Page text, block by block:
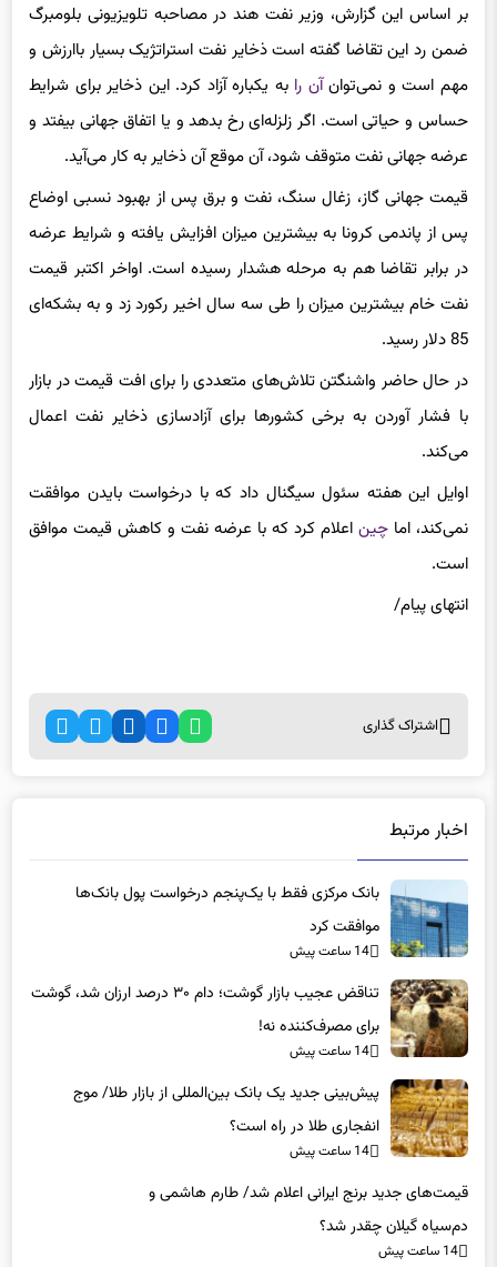
بر اساس این گزارش، وزیر نفت هند در مصاحبه تلویزیونی بلومبرگ
ضمن رد این تقاضا گفته است ذخایر نفت استراتژیک بسیار باارزش و
مهم است و نمی‌توانآن را به یکباره آزاد کرد. این ذخایر برای شرایط
حساس و حیاتی است. اگر زلزله‌ای رخ بدهد و یا اتفاق جهانی بیفتد و
عرضه جهانی نفت متوقف شود، آن موقع آن ذخایر به کار می‌آید.
قیمت جهانی گاز، زغال سنگ، نفت و برق پس از بهبود نسبی اوضاع
پس از پاندمی کرونا به بیشترین میزان افزایش یافته و شرایط عرضه
در برابر تقاضا هم به مرحله هشدار رسیده است. اواخر اکتبر قیمت
نفت خام بیشترین میزان را طی سه سال اخیر رکورد زد و به بشکه‌ای
85 دلار رسید.
در حال حاضر واشنگتن تلاش‌های متعددی را برای افت قیمت در بازار
با فشار آوردن به برخی کشورها برای آزادسازی ذخایر نفت اعمال
می‌کند.
اوایل این هفته سئول سیگنال داد که با درخواستبایدن موافقت
نمی‌کند، اماچین اعلام کرد که با عرضه نفت و کاهش قیمت موافق
است.
انتهایپیام/
اشتراک گذاری
اخبار مرتبط
بانک مرکزی فقط با یک‌‎پنجم درخواست پول بانک‌ها
موافقت کرد
14 ساعت پیش
تناقض عجیب بازار گوشت؛ دام ۳۰ درصد ارزان شد، گوشت
برای مصرف‌کننده نه!
14 ساعت پیش
پیش‌بینی جدید یک بانک بین‌المللی از بازار طلا/ موج
انفجاری طلا در راه است؟
14 ساعت پیش
قیمت‌های جدید برنج ایرانی اعلام شد/ طارم هاشمی و
دم‌سیاه گیلان چقدر شد؟
14 ساعت پیش